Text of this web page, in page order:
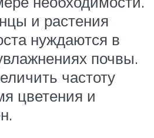
и растения
нуждаются в
почвы.
частоту
цветения и